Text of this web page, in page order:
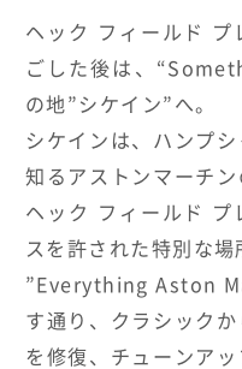
ヘック フィールド プ
ごした後は、
の地 ” シケイン” へ。
シケインは、ハンプ
知るアストンマーチン
ヘック フィールド プ
スを許された特別な場
” Everything Aston
す通り、クラシック
を修復、チューンア